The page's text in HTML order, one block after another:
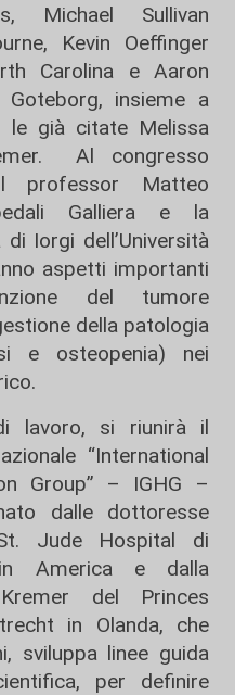
Michael Sullivan
Kevin Oeffinger
Carolina e Aaron
Goteborg, insieme a
le già citate Melissa
Al congresso
professor Matteo
Galliera e la
Iorgi dell’Università
aspetti importanti
del tumore
della patologia
e osteopenia) nei
lavoro, si riunirà il
“International
Group” – IGHG –
dalle dottoresse
Jude Hospital di
in America e dalla
del Princes
in Olanda, che
sviluppa linee guida
per definire